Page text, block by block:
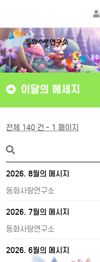
동화
이달의 메세지
전체 140 건 - 1 페이지
2026. 8월의 메시지
동화사랑연구소
2026. 7월의 메시지
동화사랑연구소
2026. 6월의 메시지